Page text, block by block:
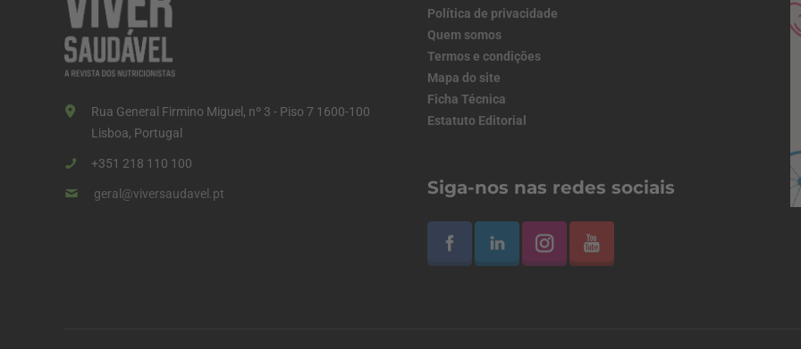
Rua General Firmino Miguel, nº 3 - Piso 7 1600-100
Lisboa, Portugal
+351 218 110 100
geral@viversaudavel.pt
Política de privacidade
Quem somos
Termos e condições
Mapa do site
Ficha Técnica
Estatuto Editorial
Siga-nos nas redes sociais